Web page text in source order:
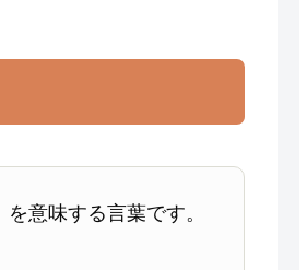
を意味する言葉です。